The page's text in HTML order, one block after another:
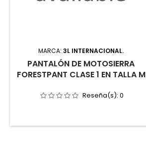
MARCA: 3L INTERNACIONAL.
PANTALÓN DE MOTOSIERRA
FORESTPANT CLASE 1 EN TALLA M
Reseña(s): 0